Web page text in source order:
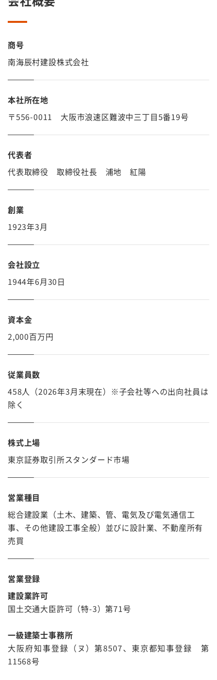
商号
南海辰村建設株式会社
本社所在地
〒556-0011 大阪市浪速区難波中三丁目5番19号
代表者
代表取締役 取締役社長 浦地 紅陽
創業
1923年3月
会社設立
1944年6月30日
資本金
2,000百万円
従業員数
458人（2026年3月末現在）※子会社等への出向社員は
除く
株式上場
東京証券取引所スタンダード市場
営業種目
総合建設業（土木、建築、管、電気及び電気通信工
事、その他建設工事全般）並びに設計業、不動産所有
売買
営業登録
建設業許可
国土交通大臣許可（特-3）第71号
一級建築士事務所
大阪府知事登録（ヌ）第8507、東京都知事登録 第
11568号